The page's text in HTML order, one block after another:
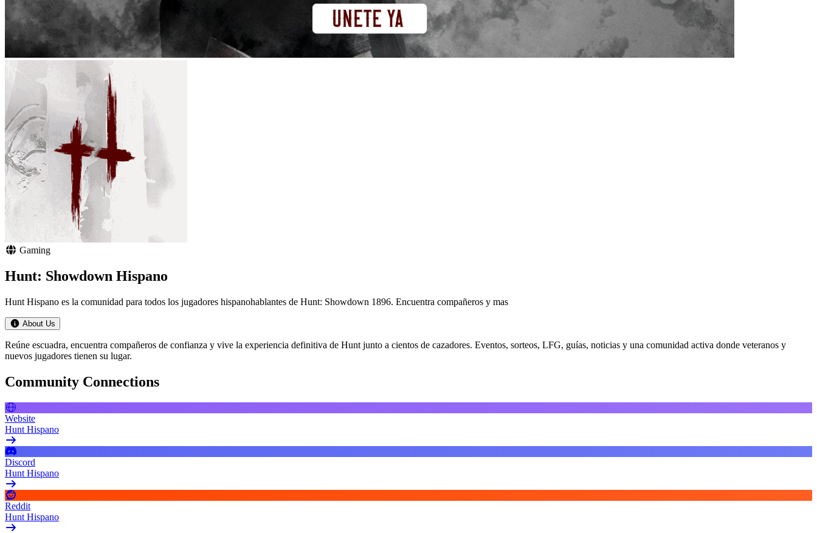
Gaming
Hunt: Showdown Hispano
Hunt Hispano es la comunidad para todos los jugadores hispanohablantes de Hunt: Showdown 1896. Encuentra compañeros y mas
About Us
Reúne escuadra, encuentra compañeros de confianza y vive la experiencia definitiva de Hunt junto a cientos de cazadores. Eventos, sorteos, LFG, guías, noticias y una comunidad activa donde veteranos y
nuevos jugadores tienen su lugar.
Community Connections
Website
Hunt Hispano
Discord
Hunt Hispano
Reddit
Hunt Hispano